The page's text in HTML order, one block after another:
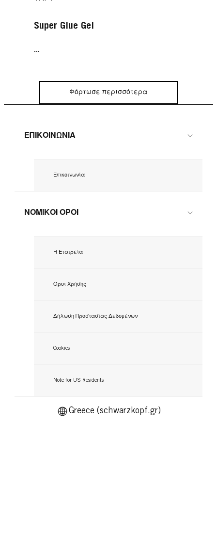
Super Glue Gel
...
Φόρτωσε περισσότερα
ΕΠΙΚΟΙΝΩΝΙΑ
Επικοινωνία
ΝΟΜΙΚΟΙ ΟΡΟΙ
H Εταιρεία
Όροι Χρήσης
Δήλωση Προστασίας Δεδομένων
Cookies
Note for US Residents
Greece (schwarzkopf.gr)